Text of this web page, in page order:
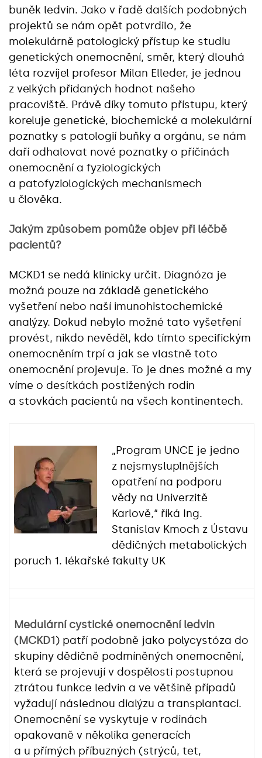
buněk ledvin. Jako v řadě dalších podobných
projektů se nám opět potvrdilo, že
molekulárně patologický přístup ke studiu
genetických onemocnění, směr, který dlouhá
léta rozvíjel profesor Milan Elleder, je jednou
z velkých přidaných hodnot našeho
pracoviště. Právě díky tomuto přístupu, který
koreluje genetické, biochemické a molekulární
poznatky s patologií buňky a orgánu, se nám
daří odhalovat nové poznatky o příčinách
onemocnění a fyziologických
a patofyziologických mechanismech
u člověka.
Jakým způsobem pomůže objev při léčbě
pacientů?
MCKD1 se nedá klinicky určit. Diagnóza je
možná pouze na základě genetického
vyšetření nebo naší imunohistochemické
analýzy. Dokud nebylo možné tato vyšetření
provést, nikdo nevěděl, kdo tímto specifickým
onemocněním trpí a jak se vlastně toto
onemocnění projevuje. To je dnes možné a my
víme o desítkách postižených rodin
a stovkách pacientů na všech kontinentech.
„Program UNCE je jedno
z nejsmysluplnějších
opatření na podporu
vědy na Univerzitě
Karlově,“ říká Ing.
Stanislav Kmoch z Ústavu
dědičných metabolických
poruch 1. lékařské fakulty UK
Medulární cystické onemocnění ledvin
(MCKD1) patří podobně jako polycystóza do
skupiny dědičně podmíněných onemocnění,
která se projevují v dospělosti postupnou
ztrátou funkce ledvin a ve většině případů
vyžadují následnou dialýzu a transplantaci.
Onemocnění se vyskytuje v rodinách
opakovaně v několika generacích
a u přímých příbuzných (strýců, tet,